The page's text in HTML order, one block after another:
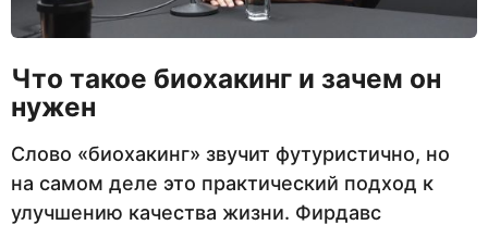
Что такое биохакинг и зачем он
нужен
Слово «биохакинг» звучит футуристично, но
на самом деле это практический подход к
улучшению качества жизни. Фирдавс